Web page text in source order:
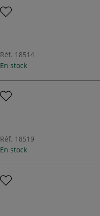
Réf. 18514
En stock
Réf. 18519
En stock